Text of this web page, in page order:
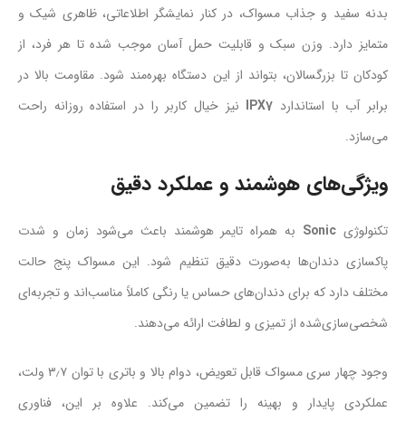
بدنه سفید و جذاب مسواک، در کنار نمایشگر اطلاعاتی، ظاهری شیک و
متمایز دارد. وزن سبک و قابلیت حمل آسان موجب شده تا هر فرد، از
کودکان تا بزرگسالان، بتواند از این دستگاه بهره‌مند شود. مقاومت بالا در
برابر آب با استاندارد IPX7 نیز خیال کاربر را در استفاده روزانه راحت
می‌سازد.
ویژگی‌های هوشمند و عملکرد دقیق
تکنولوژی Sonic به همراه تایمر هوشمند باعث می‌شود زمان و شدت
پاکسازی دندان‌ها به‌صورت دقیق تنظیم شود. این مسواک پنج حالت
مختلف دارد که برای دندان‌های حساس یا رنگی کاملاً مناسب‌اند و تجربه‌ای
شخصی‌سازی‌شده از تمیزی و لطافت ارائه می‌دهند.
وجود چهار سری مسواک قابل تعویض، دوام بالا و باتری با توان ۳٫۷ ولت،
عملکردی پایدار و بهینه را تضمین می‌کند. علاوه بر این، فناوری